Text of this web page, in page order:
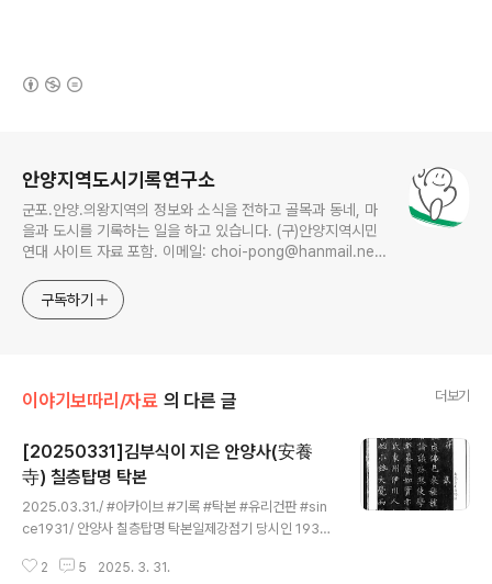
안양지역도시기록연구소
군포.안양.의왕지역의 정보와 소식을 전하고 골목과 동네, 마
을과 도시를 기록하는 일을 하고 있습니다. (구)안양지역시민
연대 사이트 자료 포함. 이메일: choi-pong@hanmail.net
구독하기
이야기보따리/자료 의 다른 글 더보기
[20250331]김부식이 지은 안양사(安養
寺) 칠층탑명 탁본
2025.03.31./ #아카이브 #기록 #탁본 #유리건판 #sin
ce1931/ 안양사 칠층탑명 탁본일제강점기 당시인 1931
중앙박물관에 보관돼 있다. 안양시향토문화사료에 따르면
2 5 2025. 3. 31.